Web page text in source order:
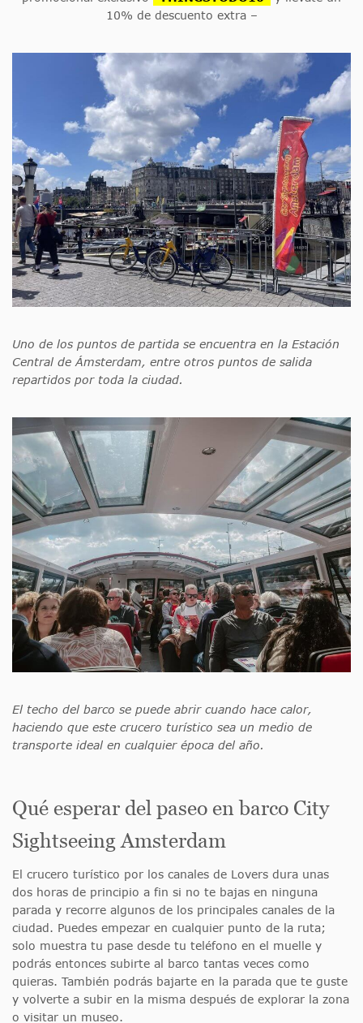
10% de descuento extra –
Uno de los puntos de partida se encuentra en la Estación
Central de Ámsterdam, entre otros puntos de salida
repartidos por toda la ciudad.
El techo del barco se puede abrir cuando hace calor,
haciendo que este crucero turístico sea un medio de
transporte ideal en cualquier época del año.
Qué esperar del paseo en barco City
Sightseeing Amsterdam
El crucero turístico por los canales de Lovers dura unas
dos horas de principio a fin si no te bajas en ninguna
parada y recorre algunos de los principales canales de la
ciudad. Puedes empezar en cualquier punto de la ruta;
solo muestra tu pase desde tu teléfono en el muelle y
podrás entonces subirte al barco tantas veces como
quieras. También podrás bajarte en la parada que te guste
y volverte a subir en la misma después de explorar la zona
o visitar un museo.